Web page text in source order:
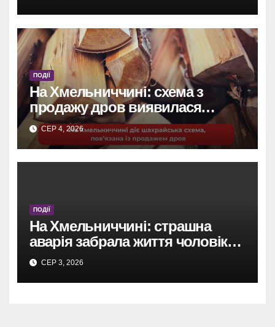
ПОДІЇ
На Хмельниччині: схема з
продажу дров виявилася
шахрайством.
СЕР 4, 2026
ПОДІЇ
На Хмельниччині: страшна
аварія забрала життя чоловіка,
дружина бореться за життя в
лікарні.
СЕР 3, 2026